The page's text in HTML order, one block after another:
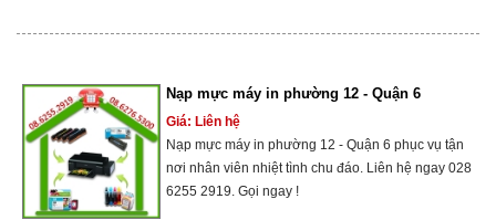
Nạp mực máy in phường 12 - Quận 6
Giá: Liên hệ
Nạp mực máy in phường 12 - Quận 6 phục vụ tận
nơi nhân viên nhiệt tình chu đáo. Liên hệ ngay 028
6255 2919. Gọi ngay !